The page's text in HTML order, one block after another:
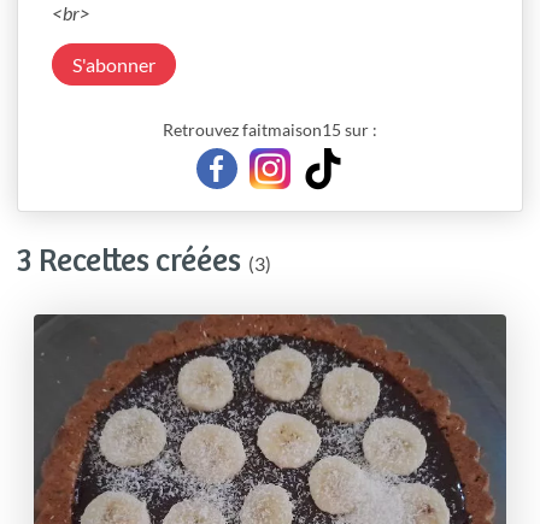
<br>
S'abonner
Retrouvez faitmaison15 sur :
3 Recettes créées (3)